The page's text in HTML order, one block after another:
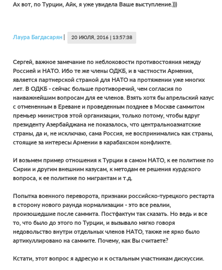
Ах вот, по Турции, Айк, я уже увидела Ваше выступление.)))
Лаура Багдасарян 20 ИЮЛЯ, 2016 | 13:57:38
Сергей, важное замечание по неблоковости противостояния между
Россией и НАТО. Ибо те же члены ОДКБ, и в частности Армения,
является партнерской страной для НАТО на протяжении уже многих
лет. В ОДКБ - сейчас больше противоречий, чем согласия по
наиважнейшим вопросам для ее членов. Взять хотя бы апрельский казус
с отмененным в Ереване и проведенным позднее в Москве саммитом
премьер министров этой организации, только потому, чтобы вдруг
президенту Азербайджана не показалось, что центральноазиатские
страны, да и, не исключаю, сама Россия, не воспринимались как страны,
стоящие за интересы Армении в карабахском конфликте.
И возьмем пример отношения к Турции в самом НАТО, к ее политике по
Сирии и другим внешним казусам, к методам ее решения курдского
вопроса, к ее политике по мигрантам и т.д.
Попытка военного переворота, признаки российско-турецкого рестарта
в сторону нового раунда нормализации - это все реалии,
произошедшие после саммита. Постфактум так сказать. Но ведь и все
то, что было до этого по Турции, и вызывало мягко говоря
недовольство внутри отдельных членов НАТО, также не ярко было
артикуллировано на саммите. Почему, как Вы считаете?
Кстати, этот вопрос я адресую и к остальным участникам дискуссии.